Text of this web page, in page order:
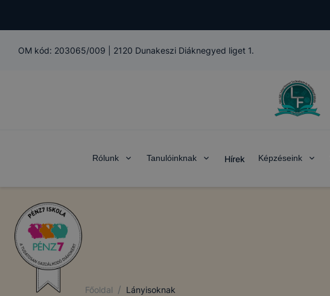
OM kód: 203065/009 2120 Dunakeszi Diáknegyed liget 1.
Rólunk Tanulóinknak Hírek Képzéseink
Főoldal / Lányisoknak